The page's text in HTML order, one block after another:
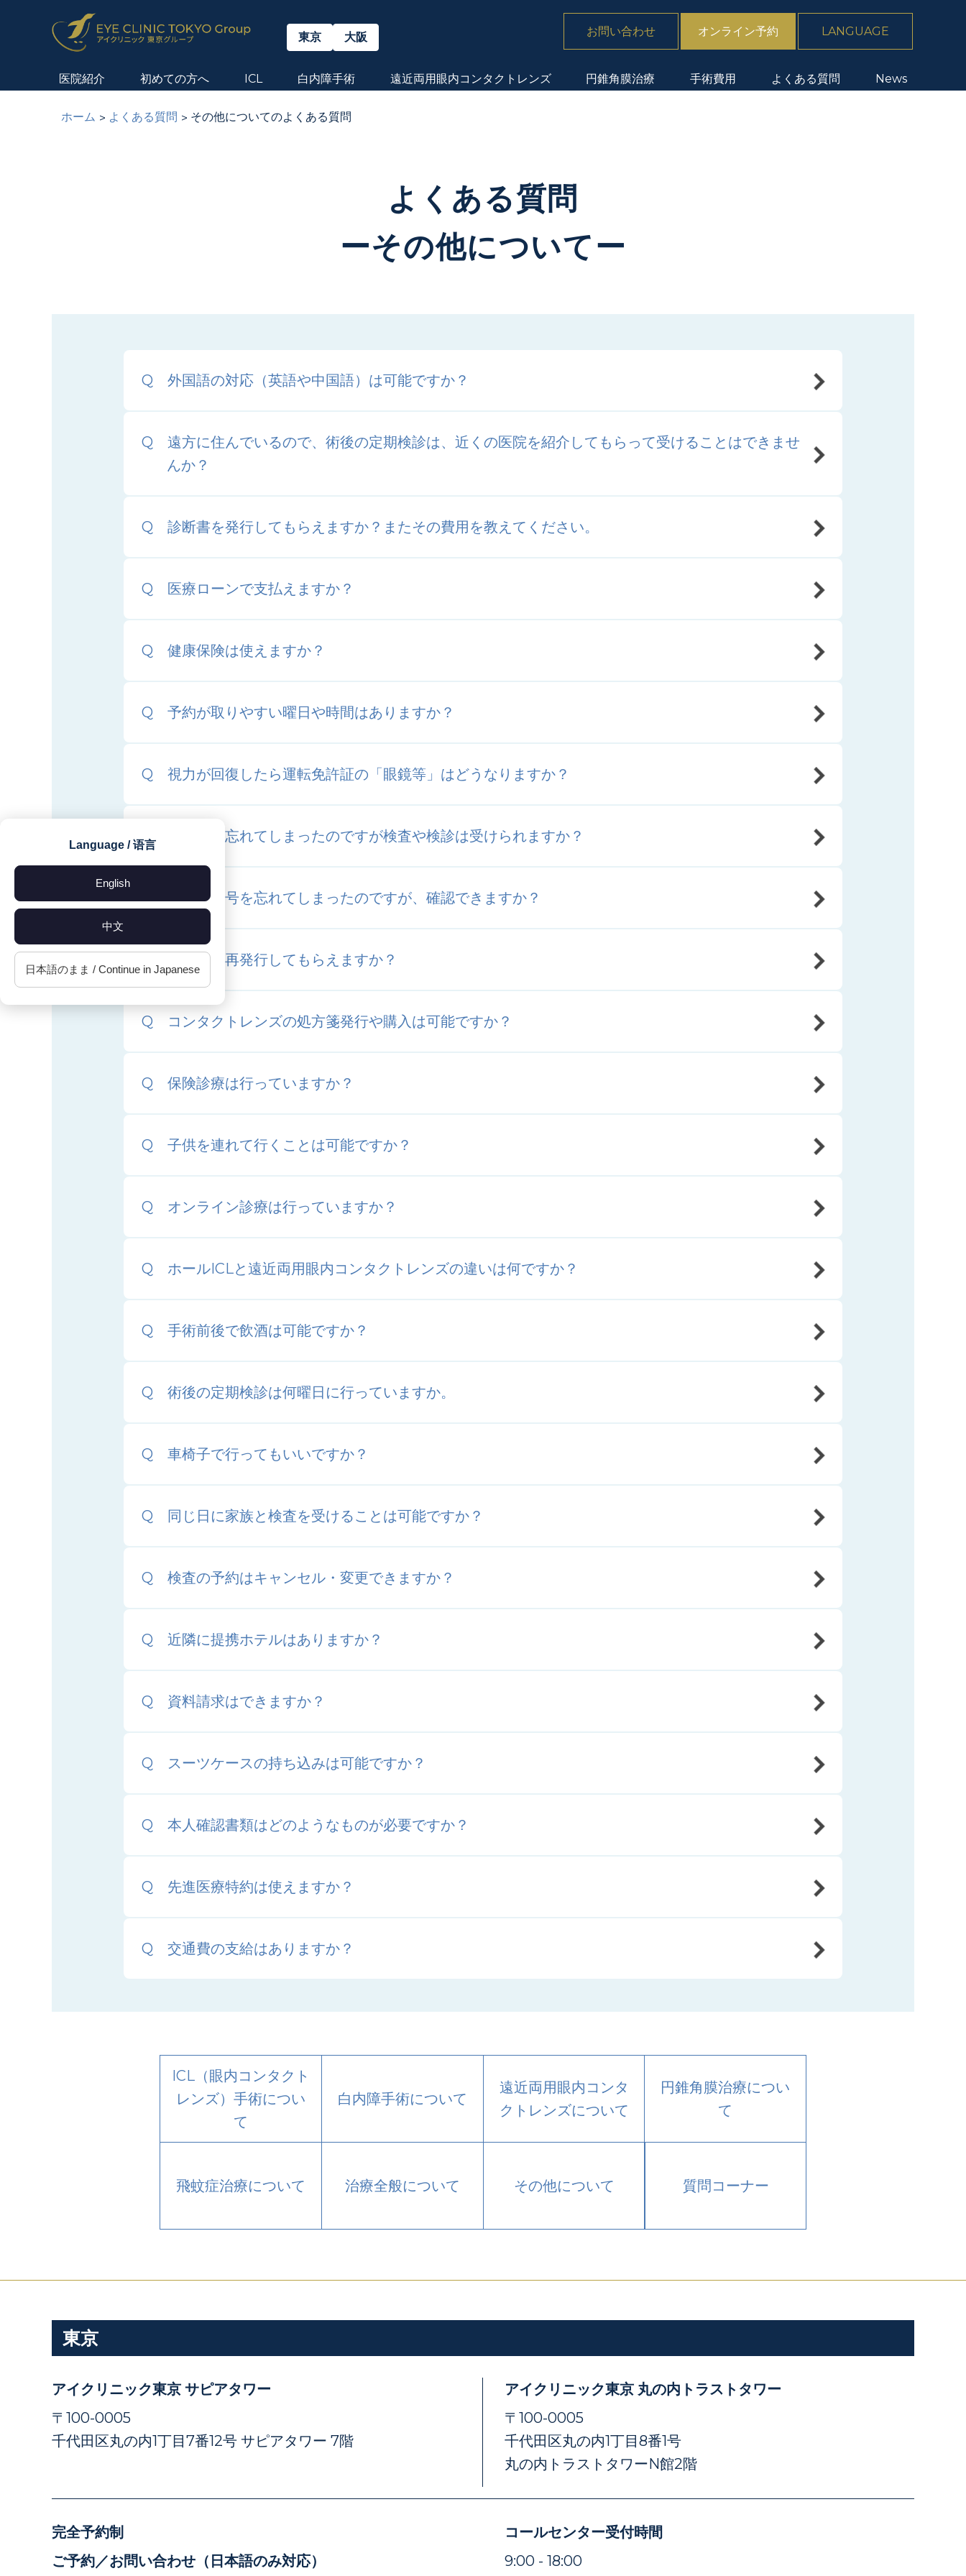
Language / 语言
English
中文
日本語のまま / Continue in Japanese
東京 大阪 お問い合わせ オンライン予約 LANGUAGE
医院紹介 初めての方へ ICL 白内障手術 遠近両用眼内コンタクトレンズ 円錐角膜治療 手術費用 よくある質問 News
ホーム よくある質問 その他についてのよくある質問
よくある質問
ーその他についてー
外国語の対応（英語や中国語）は可能ですか？
遠方に住んでいるので、術後の定期検診は、近くの医院を紹介してもらって受けることはできませ
んか？
診断書を発行してもらえますか？またその費用を教えてください。
医療ローンで支払えますか？
健康保険は使えますか？
予約が取りやすい曜日や時間はありますか？
視力が回復したら運転免許証の「眼鏡等」はどうなりますか？
診察券を忘れてしまったのですが検査や検診は受けられますか？
診察券番号を忘れてしまったのですが、確認できますか？
領収書は再発行してもらえますか？
コンタクトレンズの処方箋発行や購入は可能ですか？
保険診療は行っていますか？
子供を連れて行くことは可能ですか？
オンライン診療は行っていますか？
ホールICLと遠近両用眼内コンタクトレンズの違いは何ですか？
手術前後で飲酒は可能ですか？
術後の定期検診は何曜日に行っていますか。
車椅子で行ってもいいですか？
同じ日に家族と検査を受けることは可能ですか？
検査の予約はキャンセル・変更できますか？
近隣に提携ホテルはありますか？
資料請求はできますか？
スーツケースの持ち込みは可能ですか？
本人確認書類はどのようなものが必要ですか？
先進医療特約は使えますか？
交通費の支給はありますか？
ICL（眼内コンタクト
レンズ）手術につい
て
白内障手術について
遠近両用眼内コンタ
クトレンズについて
円錐角膜治療につい
て
飛蚊症治療について 治療全般について その他について 質問コーナー
東京
アイクリニック東京 サピアタワー
〒100-0005
千代田区丸の内1丁目7番12号 サピアタワー 7階
アイクリニック東京 丸の内トラストタワー
〒100-0005
千代田区丸の内1丁目8番1号
丸の内トラストタワーN館2階
完全予約制
ご予約／お問い合わせ（日本語のみ対応）
コールセンター受付時間
9:00 - 18:00